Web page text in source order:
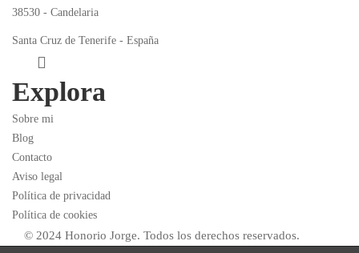
38530 - Candelaria
Santa Cruz de Tenerife - España
Explora
Sobre mi
Blog
Contacto
Aviso legal
Política de privacidad
Política de cookies
© 2024 Honorio Jorge. Todos los derechos reservados.